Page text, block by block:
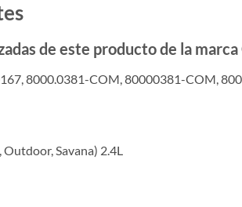
de este producto de la
8000.0381-COM, 80000381-COM,
Savana) 2.4L